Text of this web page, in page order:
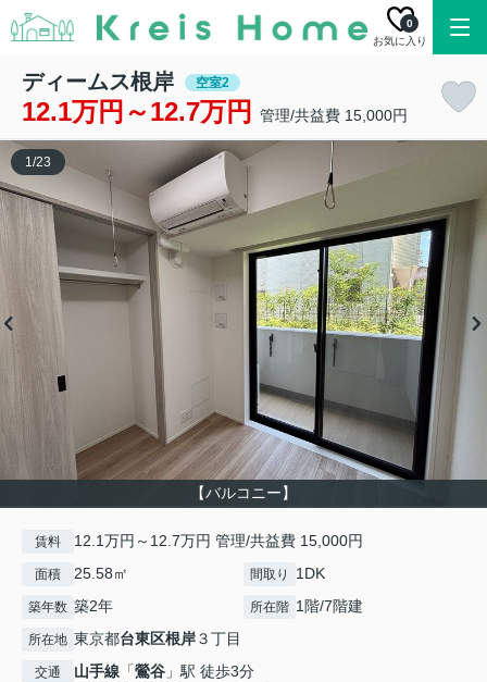
お気に入り
0
ディームス根岸 空室2
12.1万円～12.7万円 管理/共益費 15,000円
【バルコニー】
1/23
賃料 12.1万円～12.7万円 管理/共益費 15,000円
面積 25.58㎡ 間取り 1DK
築年数 築2年 所在階 1階/7階建
所在地 東京都台東区根岸３丁目
交通 山手線 「鶯谷 」駅 徒歩3分